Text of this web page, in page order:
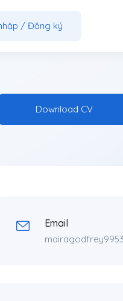
/ Đăng ký
Download CV
Email